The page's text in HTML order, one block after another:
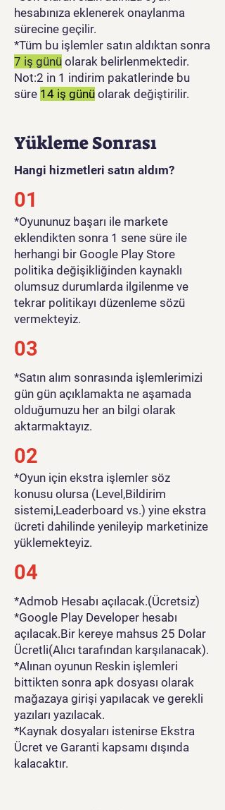
hesabınıza eklenerek onaylanma
sürecine geçilir.
*Tüm bu işlemler satın aldıktan sonra
7 iş günü olarak belirlenmektedir.
Not:2 in 1 indirim pakatlerinde bu
süre 14 iş günü olarak değiştirilir.
Yükleme Sonrası
Hangi hizmetleri satın aldım?
01
​*Oyununuz başarı ile markete
eklendikten sonra 1 sene süre ile
herhangi bir Google Play Store
politika değişikliğinden kaynaklı
olumsuz durumlarda ilgilenme ve
tekrar politikayı düzenleme sözü
vermekteyiz.
03
*Satın alım sonrasında işlemlerimizi
gün gün açıklamakta ne aşamada
olduğumuzu her an bilgi olarak
aktarmaktayız.
02
*Oyun için ekstra işlemler söz
konusu olursa (Level,Bildirim
sistemi,Leaderboard vs.) yine ekstra
ücreti dahilinde yenileyip marketinize
yüklemekteyiz.
04
*Admob Hesabı açılacak.(Ücretsiz)
*Google Play Developer hesabı
açılacak.Bir kereye mahsus 25 Dolar
Ücretli(Alıcı tarafından karşılanacak).
*Alınan oyunun Reskin işlemleri
bittikten sonra apk dosyası olarak
mağazaya girişi yapılacak ve gerekli
yazıları yazılacak.
*Kaynak dosyaları istenirse Ekstra
Ücret ve Garanti kapsamı dışında
kalacaktır.